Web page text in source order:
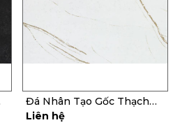
Đá Nhân Tạo Gốc Thạch
Anh Et D'Or
Liên hệ